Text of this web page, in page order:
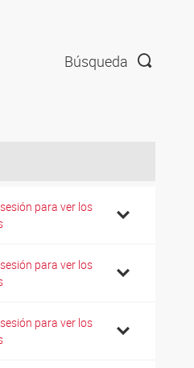
Búsqueda
para ver los
para ver los
para ver los